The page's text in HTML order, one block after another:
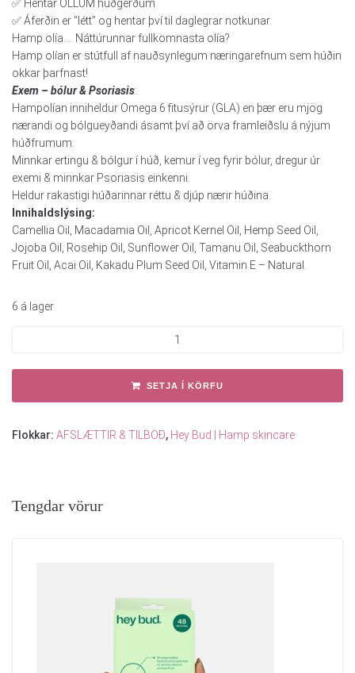
✅️ Hentar ÖLLUM húðgerðum
✅️ Áferðin er “létt” og hentar því til daglegrar notkunar.
Hamp olía…. Náttúrunnar fullkomnasta olía?
Hamp olían er stútfull af nauðsynlegum næringarefnum sem húðin
okkar þarfnast!
Exem – bólur & Psoriasis:
Hampolían inniheldur Omega 6 fitusýrur (GLA) en þær eru mjög
nærandi og bólgueyðandi ásamt því að örva framleiðslu á nýjum
húðfrumum.
Minnkar ertingu & bólgur í húð, kemur í veg fyrir bólur, dregur úr
exemi & minnkar Psoriasis einkenni.
Heldur rakastigi húðarinnar réttu & djúp nærir húðina.
Innihaldslýsing:
Camellia Oil, Macadamia Oil, Apricot Kernel Oil, Hemp Seed Oil,
Jojoba Oil, Rosehip Oil, Sunflower Oil, Tamanu Oil, Seabuckthorn
Fruit Oil, Acai Oil, Kakadu Plum Seed Oil, Vitamin E – Natural.
6 á lager
SETJA Í KÖRFU
Flokkar: AFSLÆTTIR & TILBOÐ, Hey Bud | Hamp skincare
Tengdar vörur